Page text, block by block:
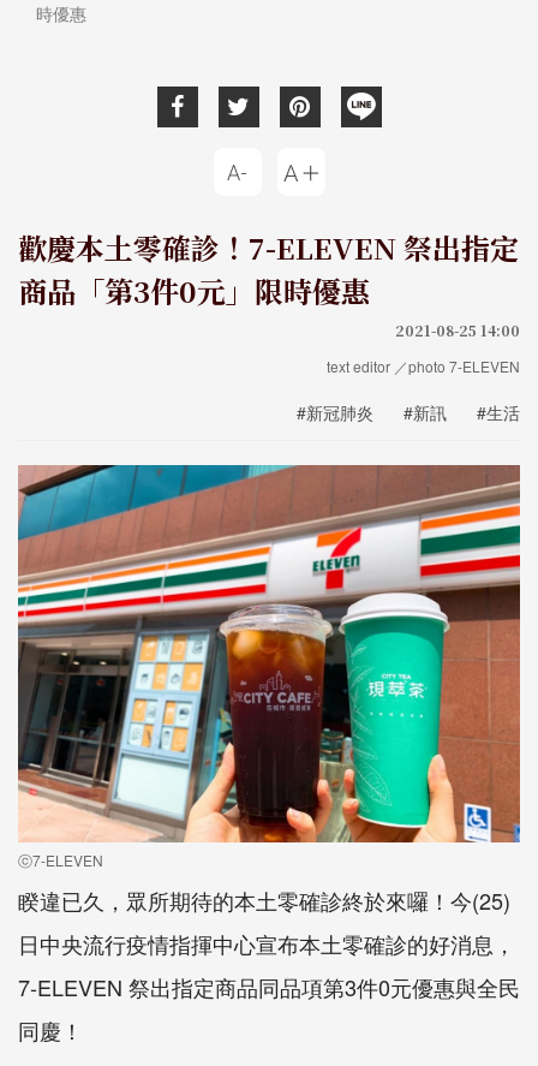
時優惠
歡慶本土零確診！7-ELEVEN 祭出指定
商品「第3件0元」限時優惠
2021-08-25 14:00
text editor ／photo 7-ELEVEN
#新冠肺炎 #新訊 #生活
ⓒ7-ELEVEN
睽違已久，眾所期待的本土零確診終於來囉！今(25)
日中央流行疫情指揮中心宣布本土零確診的好消息，
7-ELEVEN 祭出指定商品同品項第3件0元優惠與全民
同慶！